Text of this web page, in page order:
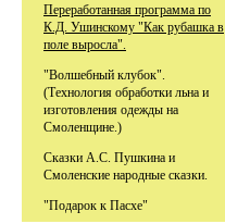
Переработанная программа по
К.Д. Ушинскому "Как рубашка в
поле выросла".
"Волшебный клубок".
(Технология обработки льна и
изготовления одежды на
Смоленщине.)
Сказки А.С. Пушкина и
Смоленские народные сказки.
"Подарок к Пасхе"